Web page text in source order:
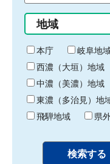
始
り
間
終
わ
り
地域
本庁
岐阜地
西濃（大垣）地域
中濃（美濃）地域
東濃（多治見）地
飛騨地域
県